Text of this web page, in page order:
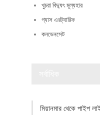
খুচরা বিদ্যুৎ মূল্যহার
গ্যাস এরট্যারিফ
কনডেনসেট
মিয়ানমার থেকে পাইপ